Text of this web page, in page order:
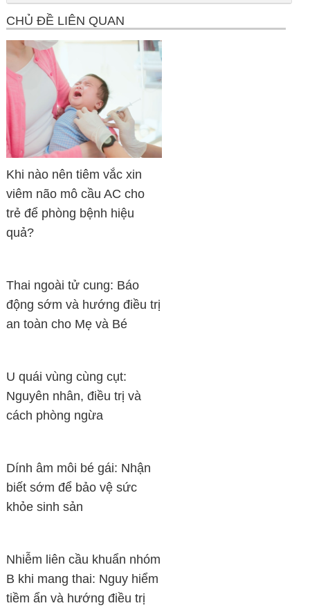
CHỦ ĐỀ LIÊN QUAN
Khi nào nên tiêm vắc xin
viêm não mô cầu AC cho
trẻ để phòng bệnh hiệu
quả?
Thai ngoài tử cung: Báo
động sớm và hướng điều trị
an toàn cho Mẹ và Bé
U quái vùng cùng cụt:
Nguyên nhân, điều trị và
cách phòng ngừa
Dính âm môi bé gái: Nhận
biết sớm để bảo vệ sức
khỏe sinh sản
Nhiễm liên cầu khuẩn nhóm
B khi mang thai: Nguy hiểm
tiềm ẩn và hướng điều trị